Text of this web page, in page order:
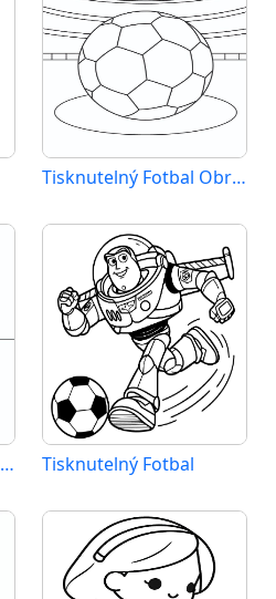
Tisknutelný Fotbal Obrázek pro Děti
Tisknutelný Fotbal Obrázek Tisknutelný Fotbal